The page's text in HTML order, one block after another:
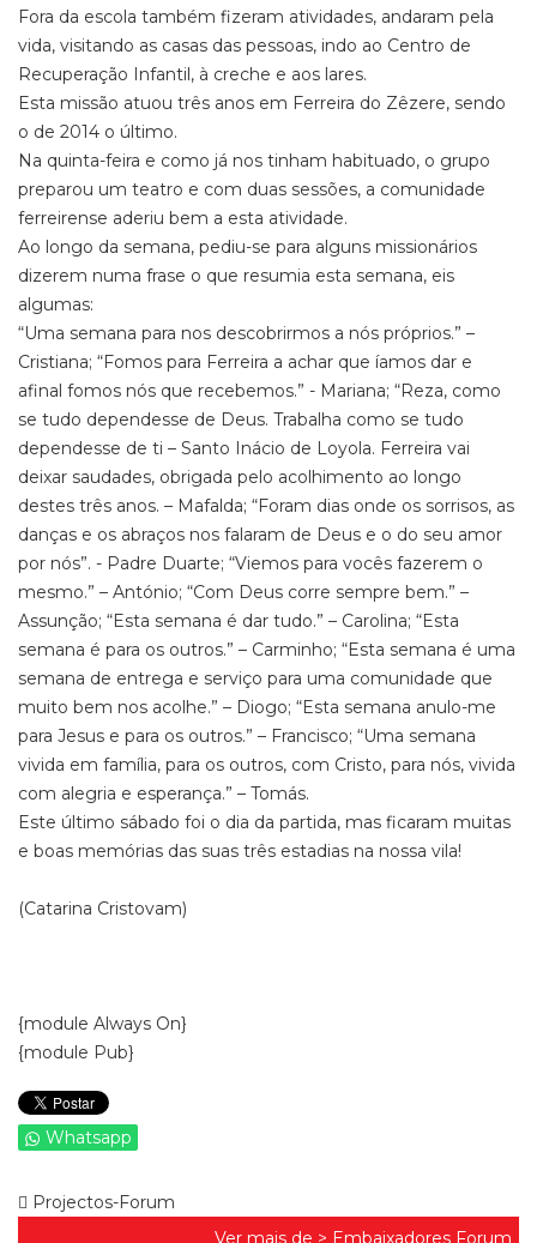
Fora da escola também fizeram atividades, andaram pela
vida, visitando as casas das pessoas, indo ao Centro de
Recuperação Infantil, à creche e aos lares.
Esta missão atuou três anos em Ferreira do Zêzere, sendo
o de 2014 o último.
Na quinta-feira e como já nos tinham habituado, o grupo
preparou um teatro e com duas sessões, a comunidade
ferreirense aderiu bem a esta atividade.
Ao longo da semana, pediu-se para alguns missionários
dizerem numa frase o que resumia esta semana, eis
algumas:
“Uma semana para nos descobrirmos a nós próprios.” –
Cristiana; “Fomos para Ferreira a achar que íamos dar e
afinal fomos nós que recebemos.” - Mariana; “Reza, como
se tudo dependesse de Deus. Trabalha como se tudo
dependesse de ti – Santo Inácio de Loyola. Ferreira vai
deixar saudades, obrigada pelo acolhimento ao longo
destes três anos. – Mafalda; “Foram dias onde os sorrisos, as
danças e os abraços nos falaram de Deus e o do seu amor
por nós”. - Padre Duarte; “Viemos para vocês fazerem o
mesmo.” – António; “Com Deus corre sempre bem.” –
Assunção; “Esta semana é dar tudo.” – Carolina; “Esta
semana é para os outros.” – Carminho; “Esta semana é uma
semana de entrega e serviço para uma comunidade que
muito bem nos acolhe.” – Diogo; “Esta semana anulo-me
para Jesus e para os outros.” – Francisco; “Uma semana
vivida em família, para os outros, com Cristo, para nós, vivida
com alegria e esperança.” – Tomás.
Este último sábado foi o dia da partida, mas ficaram muitas
e boas memórias das suas três estadias na nossa vila!
(Catarina Cristovam)
{module Always On}
{module Pub}
Whatsapp
Projectos-Forum
Ver mais de > Embaixadores Forum